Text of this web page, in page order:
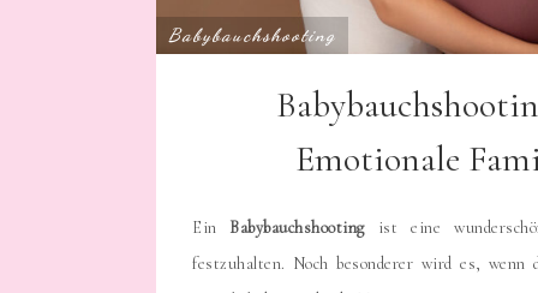
Babybauchshooting
Emotionale
Ein Babybauchshootingist eine
festzuhalten. Noch besonderer wird es,